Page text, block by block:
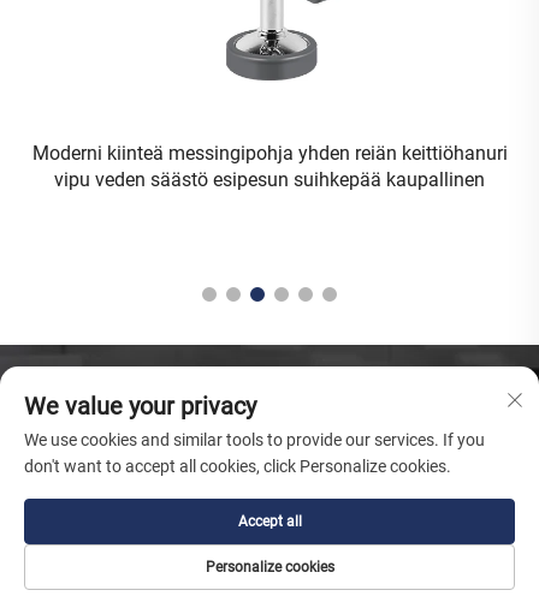
Moderni kiinteä messingipohja yhden reiän keittiöhanuri
vipu veden säästö esipesun suihkepää kaupallinen
Yksi käynti aloittaa elinikäisen
Jos sinulle sallittaisiin vain yksi
vaihto, se olisi meidän
We value your privacy
We use cookies and similar tools to provide our services. If you
don't want to accept all cookies, click Personalize cookies.
Personalize cookies
Accept all